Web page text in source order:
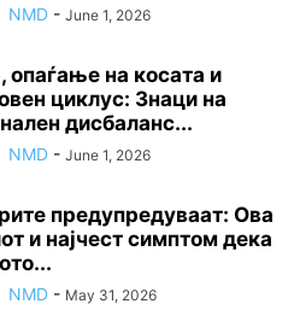
NMD - June 1, 2026
опаѓање на косата и
циклус: Знаци на
дисбаланс...
NMD - June 1, 2026
предупредуваат: Ова
и најчест симптом дека
NMD - May 31, 2026